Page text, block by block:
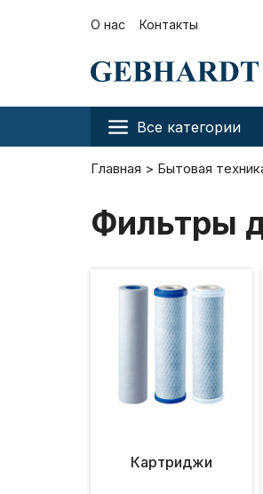
О нас Контакты
Все категории
Главная Бытовая
Фильтры
Картриджи